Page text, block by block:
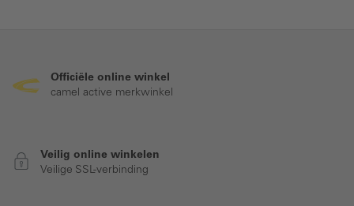
Officiële online winkel
camel active merkwinkel
Veilig online winkelen
Veilige SSL-verbinding